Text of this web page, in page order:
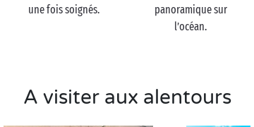
Avant de partir, faites un détour par le bassin des
phoques à l’heure de leur repas. Vos enfants
une fois soignés.
panoramique sur
l’océan.
A visiter aux alentours